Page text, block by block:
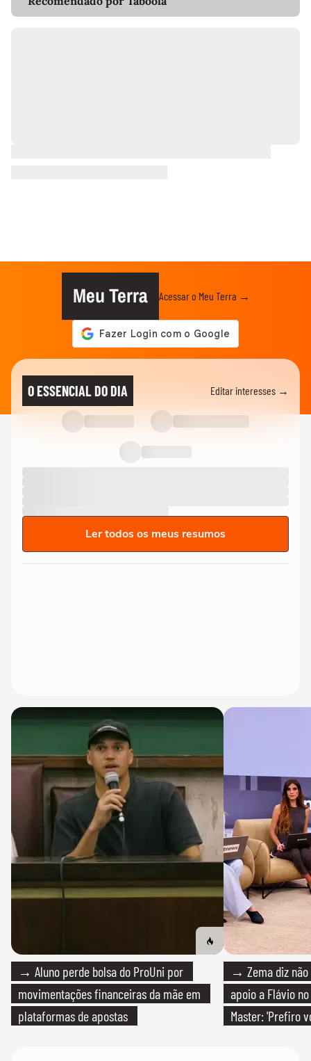
Meu Terra Acessar o Meu Terra →
O ESSENCIAL DO DIA Editar interesses →
Ler todos os meus resumos
→ Aluno perde bolsa do ProUni por
movimentações financeiras da mãe em
plataformas de apostas
→ Zema diz
apoio a Flávio
Master: 'Prefiro